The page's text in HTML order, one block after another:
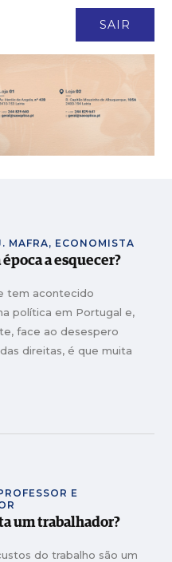
SAIR
fundador da Construtora do
é directora financeira de empresa
MAFRA, ECONOMISTA
a esquecer?
tem acontecido
política em Portugal e,
face ao desespero
direitas, é que muita
de uma nova era ou o
E
um trabalhador?
do trabalho são um